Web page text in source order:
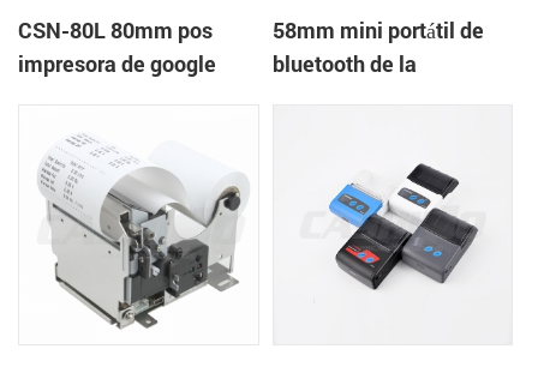
CSN-80L 80mm pos
impresora de google
58mm mini portátil de
bluetooth de la